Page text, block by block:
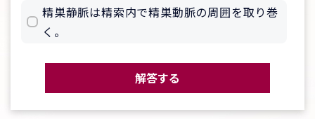
精巣静脈は精索内で精巣動脈の周囲を取り巻
く。
解答する